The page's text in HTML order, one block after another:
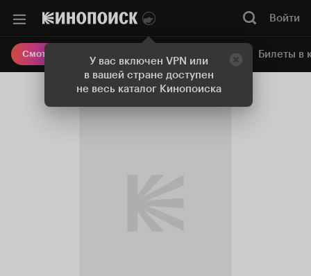
У вас включен VPN или
в вашей стране доступен
не весь каталог Кинопоиска
Войти
Смотреть кино Онлайн-кинотеатр Билеты в